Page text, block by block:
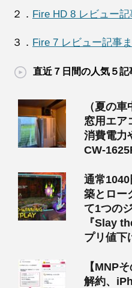
２． Fire HD 8 レビュー
３． Fire 7 レビュー記事
直近７日間の人気５記
（夏の
窓用エア
消費電力
CW-
通常
築とロー
て1つの
『Slay
プリ値下
【MNP
解約、